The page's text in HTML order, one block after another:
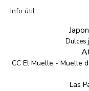
Info útil
Dulces
CC El Muelle - Muelle
Las